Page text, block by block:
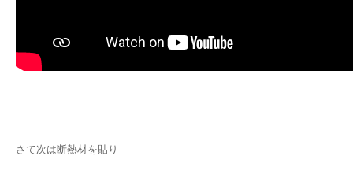
さて次は断熱材を貼り